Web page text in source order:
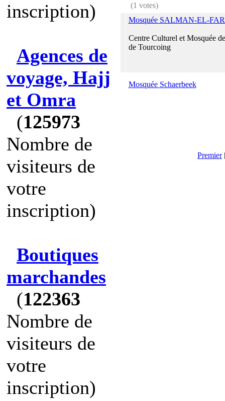
inscription)
Agences de
voyage, Hajj
et Omra
(125973
Nombre de
visiteurs de
votre
inscription)
Boutiques
marchandes
(122363
Nombre de
visiteurs de
votre
inscription)
(1 votes)
Mosquée SALMAN-EL-
Centre Culturel et Mosquée
de Tourcoing
Mosquée Schaerbeek
Premier